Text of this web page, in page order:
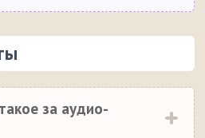
за аудио-